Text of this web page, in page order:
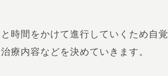
時間をかけて進行していくため自
療内容などを決めていきます。